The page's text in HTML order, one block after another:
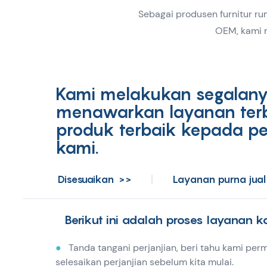
Sebagai produsen furnitur
OEM, kami
Kami melakukan
menawarkan layanan
produk terbaik kepada
kami.
Disesuaikan >> Layanan purna
Berikut ini adalah proses layanan
●
Tanda tangani perjanjian, beri tahu kami
selesaikan perjanjian sebelum kita mulai.